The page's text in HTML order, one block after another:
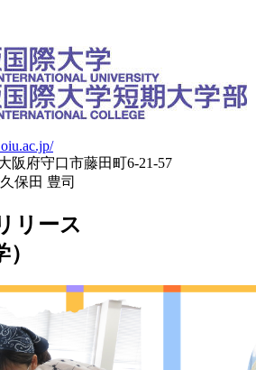
阪府守口市藤田町6-21-57
久保田 豊司
リース